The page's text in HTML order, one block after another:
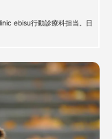
ebisu行動診療科担当。日